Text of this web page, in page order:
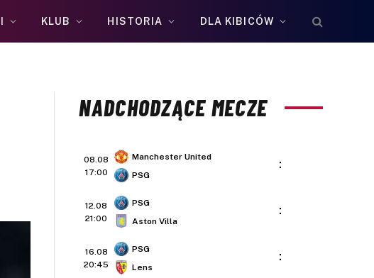
KLUB HISTORIA DLA KIBICÓW
NADCHODZĄCE MECZE
08.08
17:00
Manchester United
PSG
:
12.08
21:00
PSG
Aston Villa
:
16.08
20:45
PSG
Lens
: